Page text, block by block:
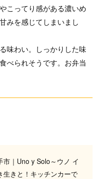
こってり感がある濃いめ
みを感じてしまいまし
味わい。しっかりした味
べられそうです。お弁当
市｜Uno y Solo～ウノ イ
生きと！キッチンカーで